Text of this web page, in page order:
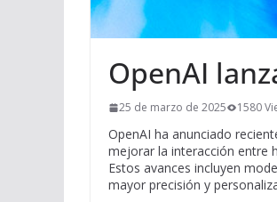
OpenAI
25 de marzo de 2025 1580
OpenAI ha anunciado
mejorar la interacción entre
Estos avances incluyen
mayor precisión y